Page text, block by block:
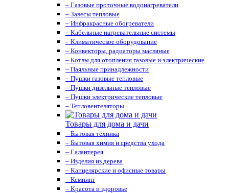
– Газовые проточные водонагреватели
– Завесы тепловые
– Инфракрасные обогреватели
– Кабельные нагревательные системы
– Климатическое оборудование
– Конвекторы, радиаторы масляные
– Котлы для отопления газовые и электрические
– Паяльные принадлежности
– Пушки газовые тепловые
– Пушки дизельные тепловые
– Пушки электрические тепловые
– Тепловентеляторы
Товары для дома и дачи
– Бытовая техника
– Бытовая химия и средства ухода
– Галантерея
– Изделия из дерева
– Канцелярские и офисные товары
– Кемпинг
– Красота и здоровье